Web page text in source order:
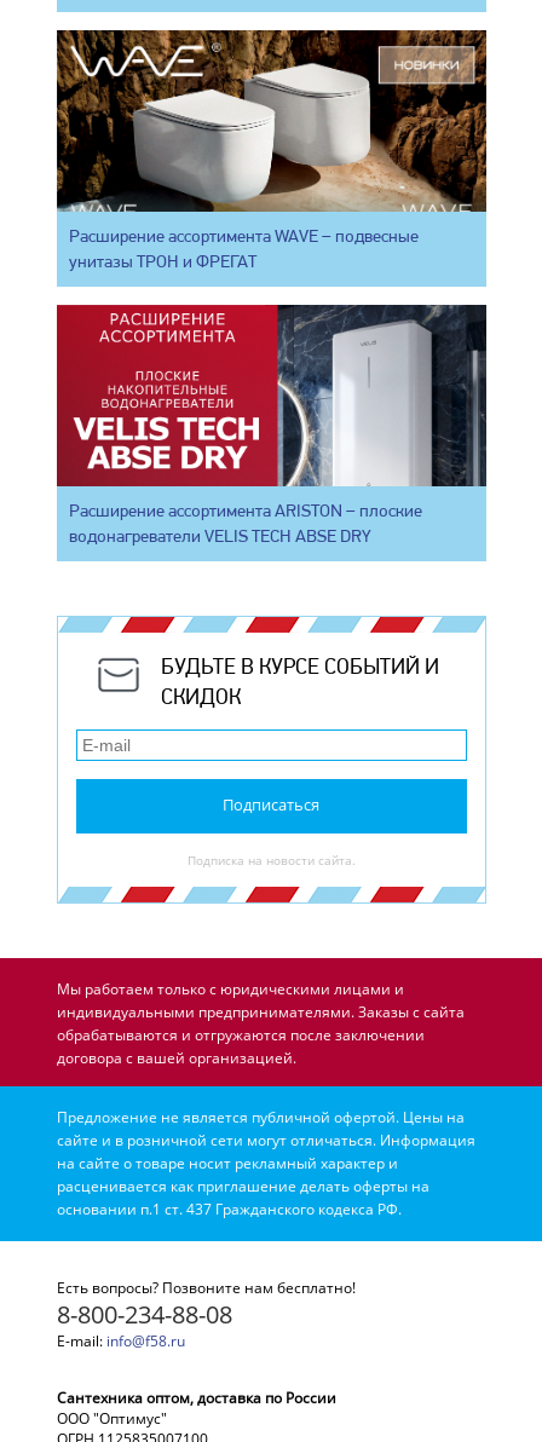
Расширение ассортимента WAVE – подвесные
унитазы ТРОН и ФРЕГАТ
Расширение ассортимента ARISTON – плоские
водонагреватели VELIS TECH ABSE DRY
БУДЬТЕ В КУРСЕ СОБЫТИЙ И
СКИДОК
Подписаться
Подписка на новости сайта.
Мы работаем только с юридическими лицами и
индивидуальными предпринимателями. Заказы с сайта
обрабатываются и отгружаются после заключении
договора с вашей организацией.
Предложение не является публичной офертой. Цены на
сайте и в розничной сети могут отличаться. Информация
на сайте о товаре носит рекламный характер и
расценивается как приглашение делать оферты на
основании п.1 ст. 437 Гражданского кодекса РФ.
Есть вопросы? Позвоните нам бесплатно!
8-800-234-88-08
E-mail: info@f58.ru
Сантехника оптом, доставка по России
ООО "Оптимус"